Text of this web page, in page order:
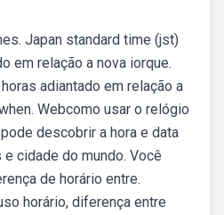
Japan standard time (jst)
em relação a nova iorque.
adiantado em relação a
Webcomo usar o relógio
descobrir a hora e data
cidade do mundo. Você
de horário entre.
horário, diferença entre